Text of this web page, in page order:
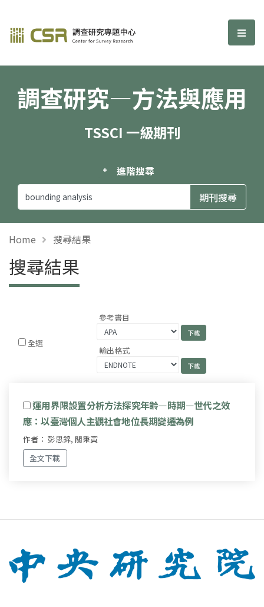
調查研究—方法與應用期刊 選
調查研究—方法與應用
TSSCI 一級期刊
進階搜尋
Home 搜尋結果
搜尋結果
全選
參考書目
輸出格式
運用界限設置分析方法探究年齡—時期—世代之效
應：以臺灣個人主觀社會地位長期變遷為例
作者： 彭思錦, 關秉寅
全文下載